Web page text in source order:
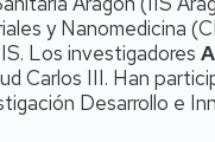
y Nanomedicina
Los investigadores
Carlos III. Han
Desarrollo e